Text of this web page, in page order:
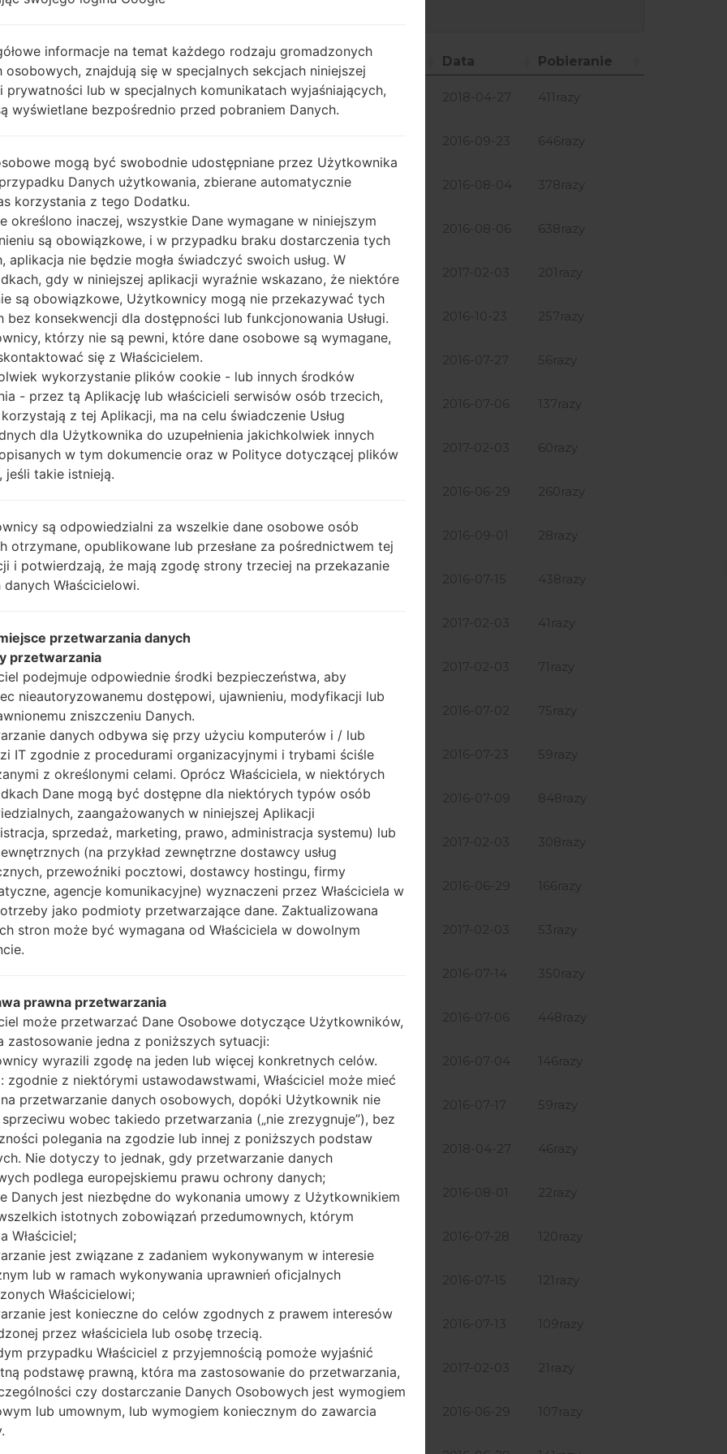
pliku OS Rozmiar Data
Pobieranie
pliku OS Rozmiar
Android 4.4.x KitKat 764.97 MiB 2018-04-27 411razy
2016-09-23 646razy
Android 5.0.x Lollipop 2016-08-04 378razy
Android 5.0.x Lollipop 766.17 MiB 2016-08-06 638razy
Unknown 764.54 MiB 2017-02-03 201razy
Android 4.4.x KitKat 764.97 MiB 2016-10-23 257razy
Android 5.0.x Lollipop 2016-07-27 56razy
Android 5.0.x Lollipop 766.17 MiB 2016-07-06 137razy
Unknown 764.54 MiB 2017-02-03 60razy
2016-06-29 260razy
Android 5.0.x Lollipop 766.17 MiB 2016-09-01 28razy
2016-07-15 438razy
2017-02-03 41razy
2017-02-03 71razy
Android 5.0.x Lollipop 2016-07-02 75razy
Android 5.0.x Lollipop 757.97 MiB 2016-07-23 59razy
Android 5.0.x Lollipop 757.97 MiB 2016-07-09 848razy
Unknown 765.43 MiB 2017-02-03 308razy
Android 5.0.x Lollipop 757.97 MiB 2016-06-29 166razy
Unknown 765.43 MiB 2017-02-03 53razy
2016-07-14 350razy
Android 5.0.x Lollipop 758.68 MiB 2016-07-06 448razy
Android 4.4.x KitKat 764.97 MiB 2016-07-04 146razy
Android 5.0.x Lollipop 766.17 MiB 2016-07-17 59razy
Android 5.0.x Lollipop 757.84 MiB 2018-04-27 46razy
Android 5.0.x Lollipop 757.84 MiB 2016-08-01 22razy
2016-07-28 120razy
Android 5.0.x Lollipop 2016-07-15 121razy
Android 5.0.x Lollipop 766.17 MiB 2016-07-13 109razy
Unknown 764.54 MiB 2017-02-03 21razy
Android 5.0.x Lollipop 757.98 MiB 2016-06-29 107razy
informacje na temat każdego rodzaju gromadzonych
osobowych, znajdują się w specjalnych sekcjach niniejszej
prywatności lub w specjalnych komunikatach wyjaśniających,
wyświetlane bezpośrednio przed pobraniem Danych.
mogą być swobodnie udostępniane przez Użytkownika
Danych użytkowania, zbierane automatycznie
korzystania z tego Dodatku.
określono inaczej, wszystkie Dane wymagane w niniejszym
są obowiązkowe, i w przypadku braku dostarczenia tych
aplikacja nie będzie mogła świadczyć swoich usług. W
gdy w niniejszej aplikacji wyraźnie wskazano, że niektóre
są obowiązkowe, Użytkownicy mogą nie przekazywać tych
bez konsekwencji dla dostępności lub funkcjonowania Usługi.
którzy nie są pewni, które dane osobowe są wymagane,
się z Właścicielem.
wykorzystanie plików cookie - lub innych środków
- przez tą Aplikację lub właścicieli serwisów osób trzecich,
z tej Aplikacji, ma na celu świadczenie Usług
dla Użytkownika do uzupełnienia jakichkolwiek innych
w tym dokumencie oraz w Polityce dotyczącej plików
jeśli takie istnieją.
są odpowiedzialni za wszelkie dane osobowe osób
otrzymane, opublikowane lub przesłane za pośrednictwem tej
i potwierdzają, że mają zgodę strony trzeciej na przekazanie
Właścicielowi.
przetwarzania danych
przetwarzania
podejmuje odpowiednie środki bezpieczeństwa, aby
nieautoryzowanemu dostępowi, ujawnieniu, modyfikacji lub
zniszczeniu Danych.
danych odbywa się przy użyciu komputerów i / lub
IT zgodnie z procedurami organizacyjnymi i trybami ściśle
z określonymi celami. Oprócz Właściciela, w niektórych
Dane mogą być dostępne dla niektórych typów osób
zaangażowanych w niniejszej Aplikacji
sprzedaż, marketing, prawo, administracja systemu) lub
(na przykład zewnętrzne dostawcy usług
przewoźniki pocztowi, dostawcy hostingu, firmy
agencje komunikacyjne) wyznaczeni przez Właściciela w
jako podmioty przetwarzające dane. Zaktualizowana
stron może być wymagana od Właściciela w dowolnym
prawna przetwarzania
może przetwarzać Dane Osobowe dotyczące Użytkowników,
zastosowanie jedna z poniższych sytuacji:
wyrazili zgodę na jeden lub więcej konkretnych celów.
zgodnie z niektórymi ustawodawstwami, Właściciel może mieć
przetwarzanie danych osobowych, dopóki Użytkownik nie
wobec takiedo przetwarzania („nie zrezygnuje”), bez
polegania na zgodzie lub innej z poniższych podstaw
Nie dotyczy to jednak, gdy przetwarzanie danych
podlega europejskiemu prawu ochrony danych;
Danych jest niezbędne do wykonania umowy z Użytkownikiem
istotnych zobowiązań przedumownych, którym
Właściciel;
jest związane z zadaniem wykonywanym w interesie
lub w ramach wykonywania uprawnień oficjalnych
Właścicielowi;
jest konieczne do celów zgodnych z prawem interesów
przez właściciela lub osobę trzecią.
przypadku Właściciel z przyjemnością pomoże wyjaśnić
podstawę prawną, która ma zastosowanie do przetwarzania,
czy dostarczanie Danych Osobowych jest wymogiem
lub umownym, lub wymogiem koniecznym do zawarcia